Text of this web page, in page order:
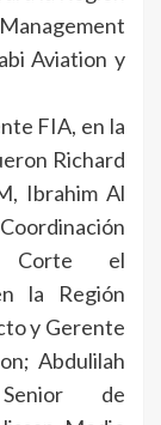
Aviation y
FIA, en la
Richard
Ibrahim Al
Corte el
la Región
y Gerente
Abdulilah
de